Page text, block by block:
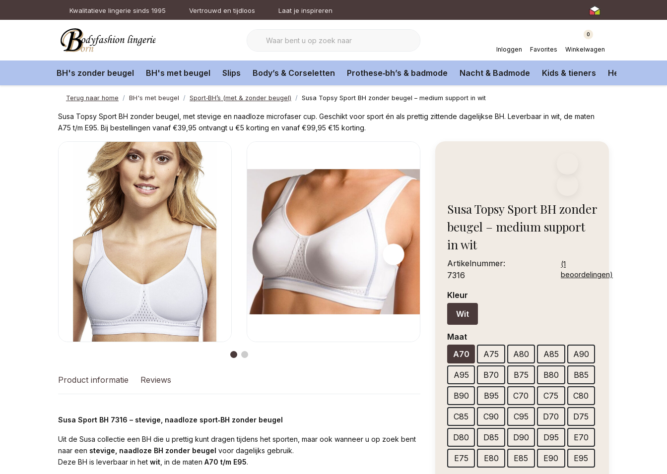
Kwalitatieve lingerie sinds 1995 Vertrouwd en tijdloos Laat je inspireren
Inloggen Favorites
0
Winkelwagen
BH's zonder beugel BH's met beugel Slips Body’s & Corseletten Prothese‑bh’s & badmode Nacht & Badmode Kids & tieners Heren
Terug naar home BH's met beugel Sport‑BH’s (met & zonder beugel) Susa Topsy Sport BH zonder beugel – medium support in wit
Susa Topsy Sport BH zonder beugel, met stevige en naadloze microfaser cup. Geschikt voor sport én als prettig zittende dagelijkse BH. Leverbaar in wit, de maten
A75 t/m E95. Bij bestellingen vanaf €39,95 ontvangt u €5 korting en vanaf €99,95 €15 korting.
Susa Topsy Sport BH zonder
beugel – medium support
in wit
Artikelnummer:
7316
(1
beoordelingen)
Kleur
Wit
Maat
A70
A75 A80 A85 A90
A95 B70 B75 B80 B85
B90 B95 C70 C75 C80
C85 C90 C95 D70 D75
D80 D85 D90 D95 E70
E75 E80 E85 E90 E95
Product informatie Reviews
Susa Sport BH 7316 – stevige, naadloze sport‑BH zonder beugel
Uit de Susa collectie een BH die u prettig kunt dragen tijdens het sporten, maar ook wanneer u op zoek bent
naar een stevige, naadloze BH zonder beugel voor dagelijks gebruik.
Deze BH is leverbaar in het wit , in de maten A70 t/m E95.